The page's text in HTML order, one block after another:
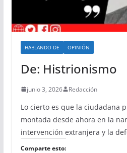
HABLANDO DE OPINIÓN
De: Histrionismo
junio 3, 2026 Redacción
Lo cierto es que la ciudadana
montada desde ahora en la
intervención extranjera y la
Comparte esto: